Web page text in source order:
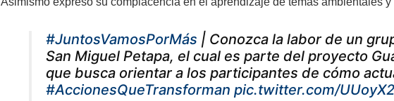
#JuntosVamosPorMás | Conozca la labor de un
San Miguel Petapa, el cual es parte del proyecto
que busca orientar a los participantes de cómo
#AccionesQueTransforman pic.twitter.com/